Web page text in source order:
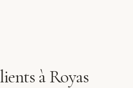
à Royas